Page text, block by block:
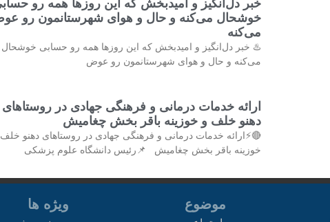
خبر دل‌انگیز و امیدبخش که این روزها همه رو
خوشحال می‌کنه و حال و هوای شهرستانمون رو
می‌کنه ‌
♨️ خبر دل‌انگیز و امیدبخش که این روزها همه رو حسابی خوشحال
می‌کنه و حال و هوای شهرستانمون رو عوض
ارائه خدمات درمانی و فرهنگی جهادی در روستاهای
دهنو خلف و خوزینه باقر بخش چغامیش
🔴⚡ارائه خدمات درمانی و فرهنگی جهادی در روستاهای دهنو
خوزینه باقر بخش چغامیش 📌رئیس دانشگاه علوم پزشکی
موضوع ویژه ها